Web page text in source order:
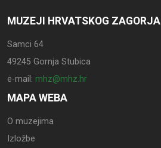
MUZEJI HRVATSKOG ZAGORJA
Samci 64
49245 Gornja Stubica
e-mail: mhz@mhz.hr
MAPA WEBA
O muzejima
Izložbe